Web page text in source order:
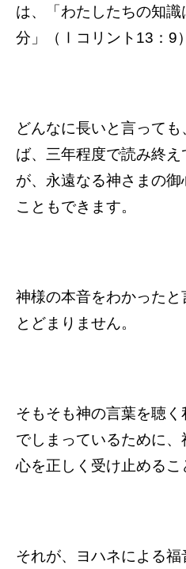
は、「わたしたちの知
分」（Ⅰコリント13：9
どんなに長いと言って
ば、三年程度で読み終
が、永遠なる神さまの御
こともできます。
神様の本音をわかった
とどまりません。
そもそも神の言葉を聴
でしまっているために
心を正しく受け止めるこ
それが、ヨハネによる